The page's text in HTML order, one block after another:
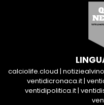
calciolife.cloud |
ventidicronaca.it|
ventidipolitica.it|